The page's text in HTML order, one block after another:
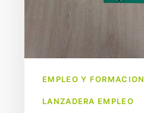
Serious
PlayEMPLEO Y FORMACION
LANZADERA EMPLEO